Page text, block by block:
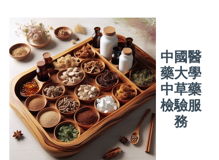
中國醫
藥大學
中草藥
檢驗服
務